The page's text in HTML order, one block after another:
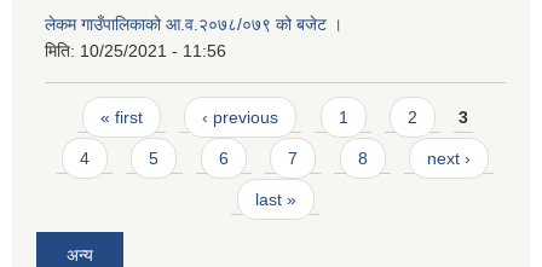
लेकम गाउँपालिकाको आ.व.२०७८/०७९ को बजेट ।
मिति: 10/25/2021 - 11:56
Pages
« first ‹ previous 1 2 3
4 5 6 7 8 next ›
last »
अन्य